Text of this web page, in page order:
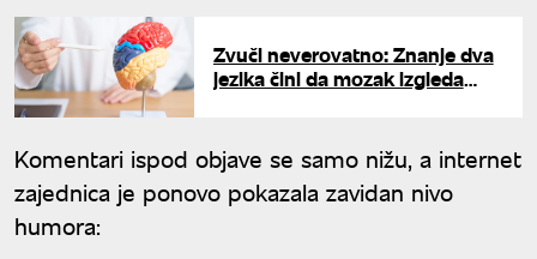
Zvuči neverovatno: Znanje dva
jezika čini da mozak izgleda
Komentari ispod objave se samo nižu, a internet
zajednica je ponovo pokazala zavidan nivo
humora: